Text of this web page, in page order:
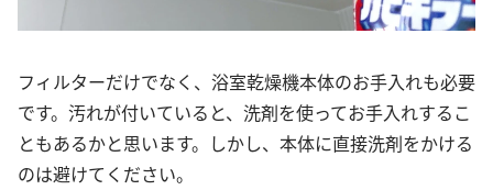
フィルターだけでなく、浴室乾燥機本体のお手入れも必要
です。汚れが付いていると、洗剤を使ってお手入れするこ
ともあるかと思います。しかし、本体に直接洗剤をかける
のは避けてください。